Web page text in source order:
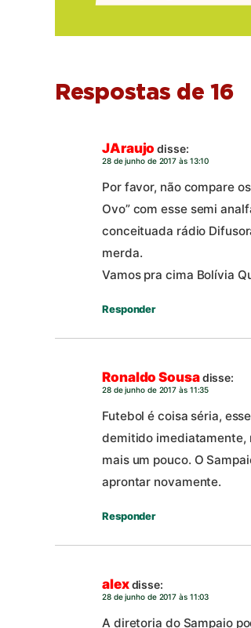
Respostas de 16
JAraujo disse:
28 de junho de 2017 às 13:10
Por favor, não compare
Ovo” com esse semi
conceituada rádio
merda.
Vamos pra cima Bolívia
Responder
Ronaldo Sousadisse:
28 de junho de 2017 às 11:35
Futebol é coisa séria,
demitido imediatamente,
mais um pouco. O
aprontar novamente.
Responder
alexdisse:
28 de junho de 2017 às 11:03
A diretoria do Sampaio